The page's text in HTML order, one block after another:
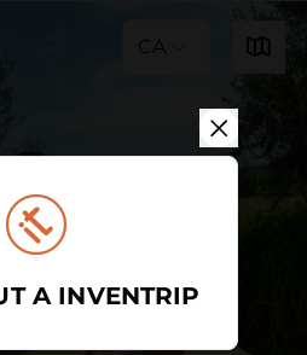
CA
A INVENTRIP